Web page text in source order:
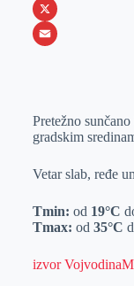
b
o
s
e
r
n
k
n
i
b
W
h
A
p
X
i
Pretežno
gradskim
Vetar slab, ređe
Tmin: od 19°C
Tmax: od 35°C
izvor